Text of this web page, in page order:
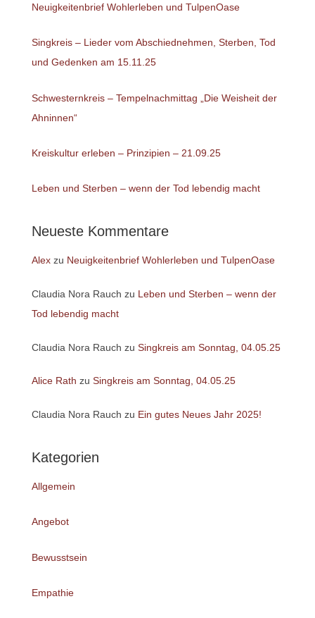
Neuigkeitenbrief Wohlerleben und TulpenOase
Singkreis – Lieder vom Abschiednehmen, Sterben, Tod
und Gedenken am 15.11.25
Schwesternkreis – Tempelnachmittag „Die Weisheit der
Ahninnen“
Kreiskultur erleben – Prinzipien – 21.09.25
Leben und Sterben – wenn der Tod lebendig macht
Neueste Kommentare
Alexzu Neuigkeitenbrief Wohlerleben und TulpenOase
Claudia Nora Rauch zu Leben und Sterben – wenn der
Tod lebendig macht
Claudia Nora Rauch zu Singkreis am Sonntag, 04.05.25
Alice Rath zu Singkreis am Sonntag, 04.05.25
Claudia Nora Rauch zu Ein gutes Neues Jahr 2025!
Kategorien
Allgemein
Angebot
Bewusstsein
Empathie